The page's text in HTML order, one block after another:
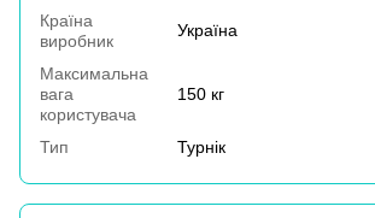
Країна
виробник
Україна
Максимальна
вага
користувача
150 кг
Тип Турнік